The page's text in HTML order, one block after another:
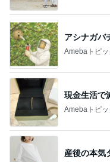
アシナガバ
Amebaトピッ
現金生活で
Amebaトピッ
産後の本気